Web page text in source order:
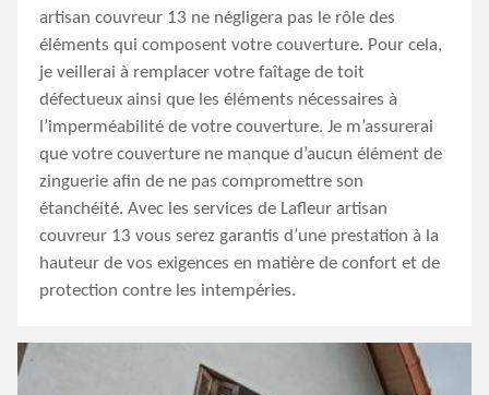
artisan couvreur 13 ne négligera pas le rôle des
éléments qui composent votre couverture. Pour cela,
je veillerai à remplacer votre faîtage de toit
défectueux ainsi que les éléments nécessaires à
l’imperméabilité de votre couverture. Je m’assurerai
que votre couverture ne manque d’aucun élément de
zinguerie afin de ne pas compromettre son
étanchéité. Avec les services de Lafleur artisan
couvreur 13 vous serez garantis d’une prestation à la
hauteur de vos exigences en matière de confort et de
protection contre les intempéries.